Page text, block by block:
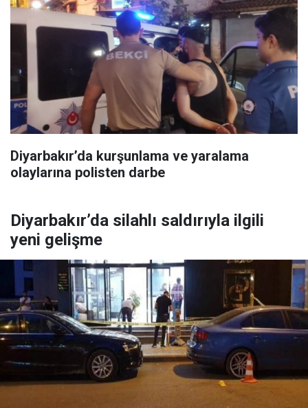
Diyarbakır’da kurşunlama ve yaralama
olaylarına polisten darbe
Diyarbakır’da silahlı saldırıyla ilgili
yeni gelişme